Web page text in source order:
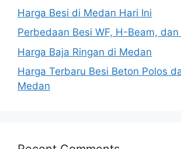
Harga Besi di Medan Hari Ini
Perbedaan Besi WF, H-Beam, dan
Harga Baja Ringan di Medan
Harga Terbaru Besi Beton Polos
Medan